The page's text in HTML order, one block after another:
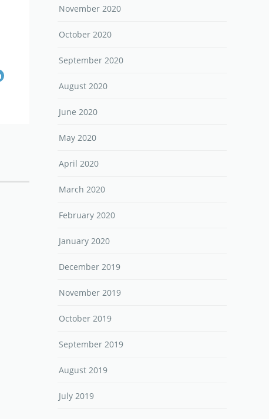
November 2020
October 2020
September 2020
August 2020
June 2020
May 2020
April 2020
March 2020
February 2020
January 2020
December 2019
November 2019
October 2019
September 2019
August 2019
July 2019